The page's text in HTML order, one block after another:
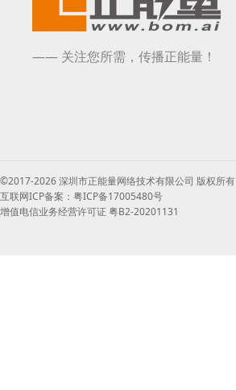
—— 关注您所需，传播正能量！
©2017-2026 深圳市正能量网络技术有限公司 版权所有
互联网ICP备案：粤ICP备17005480号
增值电信业务经营许可证 粤B2-20201131